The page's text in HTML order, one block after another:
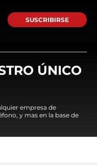
SUSCRIBIRSE
ÚNICO
empresa de
y mas en la base de